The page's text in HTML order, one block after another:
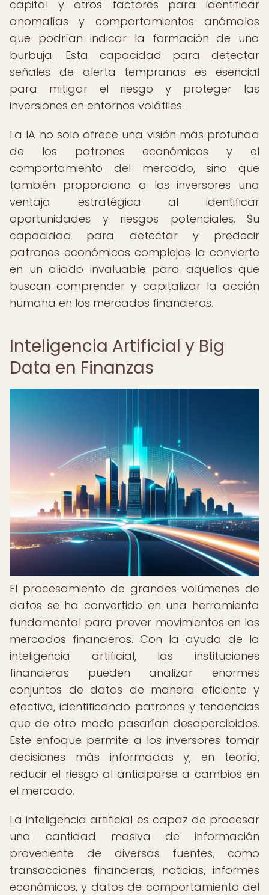
capital y otros factores para identificar
anomalías y comportamientos anómalos
que podrían indicar la formación de una
burbuja. Esta capacidad para detectar
señales de alerta tempranas es esencial
para mitigar el riesgo y proteger las
inversiones en entornos volátiles.
La IA no solo ofrece una visión más profunda
de los patrones económicos y el
comportamiento del mercado, sino que
también proporciona a los inversores una
ventaja estratégica al identificar
oportunidades y riesgos potenciales. Su
capacidad para detectar y predecir
patrones económicos complejos la convierte
en un aliado invaluable para aquellos que
buscan comprender y capitalizar la acción
humana en los mercados financieros.
Inteligencia Artificial y Big
Data en Finanzas
El procesamiento de grandes volúmenes de
datos se ha convertido en una herramienta
fundamental para prever movimientos en los
mercados financieros. Con la ayuda de la
inteligencia artificial, las instituciones
financieras pueden analizar enormes
conjuntos de datos de manera eficiente y
efectiva, identificando patrones y tendencias
que de otro modo pasarían desapercibidos.
Este enfoque permite a los inversores tomar
decisiones más informadas y, en teoría,
reducir el riesgo al anticiparse a cambios en
el mercado.
La inteligencia artificial es capaz de procesar
una cantidad masiva de información
proveniente de diversas fuentes, como
transacciones financieras, noticias, informes
económicos, y datos de comportamiento del